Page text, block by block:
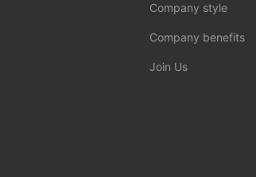
Company style
Company benefits
Join Us